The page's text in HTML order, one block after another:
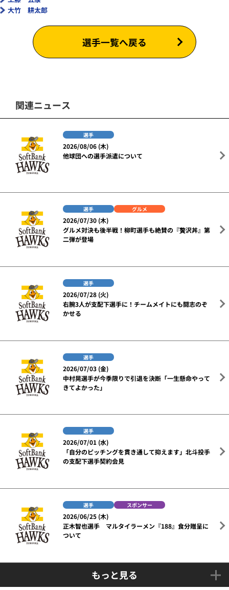
大竹 耕太郎
選手一覧へ戻る
関連ニュース
選手
2026/08/06 (木)
他球団への選手派遣について
選手 グルメ
2026/07/30 (木)
グルメ対決も後半戦！柳町選手も絶賛の『贅沢丼』第
二弾が登場
選手
2026/07/28 (火)
右腕3人が支配下選手に！チームメイトにも闘志のぞ
かせる
選手
2026/07/03 (金)
中村晃選手が今季限りで引退を決断「一生懸命やって
きてよかった」
選手
2026/07/01 (水)
「自分のピッチングを貫き通して抑えます」北斗投手
の支配下選手契約会見
選手 スポンサー
2026/06/25 (木)
正木智也選手 マルタイラーメン『188』食分贈呈に
ついて
もっと見る